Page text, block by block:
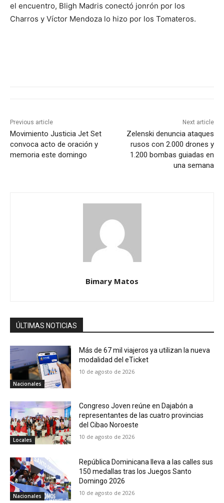
el encuentro, Bligh Madris conectó jonrón por los
Charros y Víctor Mendoza lo hizo por los Tomateros.
Previous article
Movimiento Justicia Jet Set
convoca acto de oración y
memoria este domingo
Next article
Zelenski denuncia ataques
rusos con 2.000 drones y
1.200 bombas guiadas en
una semana
Bimary Matos
ÚLTIMAS NOTICIAS
Nacionales
Más de 67 mil viajeros ya utilizan la nueva
modalidad del eTicket
10 de agosto de 2026
Locales
Congreso Joven reúne en Dajabón a
representantes de las cuatro provincias
del Cibao Noroeste
10 de agosto de 2026
Nacionales
República Dominicana lleva a las calles sus
150 medallas tras los Juegos Santo
Domingo 2026
10 de agosto de 2026